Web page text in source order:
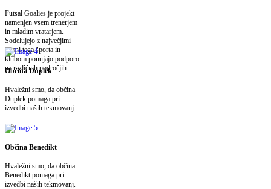
Futsal Goalies je projekt
namenjen vsem trenerjem
in mladim vratarjem.
Sodelujejo z največjimi
imeni tega športa in
klubom ponujajo podporo
na različnih področjih.
Občina Duplek
Hvaležni smo, da občina
Duplek pomaga pri
izvedbi naših tekmovanj.
Občina Benedikt
Hvaležni smo, da občina
Benedikt pomaga pri
izvedbi naših tekmovanj.